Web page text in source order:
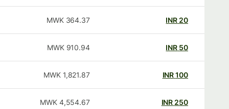
20
INR
364.37
MWK
50
INR
910.94
MWK
100
INR
1,821.87
MWK
250
INR
4,554.67
MWK